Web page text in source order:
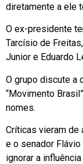
diretamente a ele
O ex-presidente
Tarcísio de
Junior e Eduardo
O grupo discute a
“Movimento
nomes.
Críticas vieram de
e o senador
ignorar a